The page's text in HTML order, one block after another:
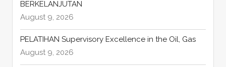
BERKELANJUTAN
August 9, 2026
PELATIHAN Supervisory Excellence in the Oil, Gas
August 9, 2026